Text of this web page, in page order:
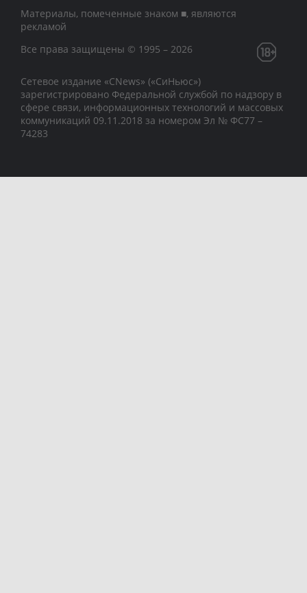
Материалы, помеченные знаком ■, являются
рекламой
Все права защищены © 1995 – 2026
Сетевое издание «CNews» («СиНьюс»)
зарегистрировано Федеральной службой по надзору в
сфере связи, информационных технологий и массовых
коммуникаций 09.11.2018 за номером Эл № ФС77 –
74283